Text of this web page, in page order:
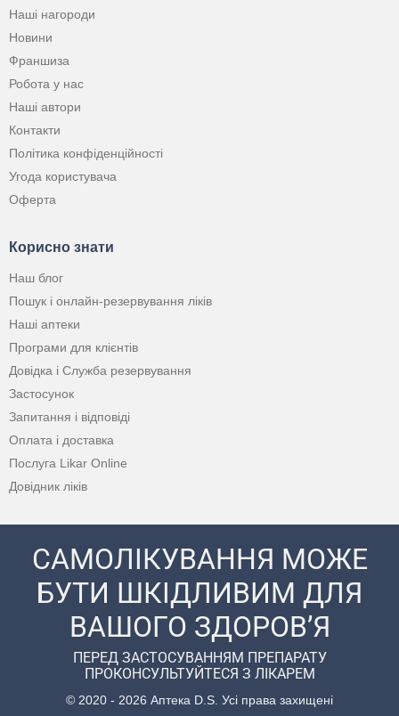
Наші нагороди
Новини
Франшиза
Робота у нас
Наші автори
Контакти
Політика конфіденційності
Угода користувача
Оферта
Корисно знати
Наш блог
Пошук і онлайн-резервування ліків
Наші аптеки
Програми для клієнтів
Довідка і Служба резервування
Застосунок
Запитання і відповіді
Оплата і доставка
Послуга Likar Online
Довідник ліків
САМОЛІКУВАННЯ МОЖЕ
БУТИ ШКІДЛИВИМ ДЛЯ
ВАШОГО ЗДОРОВ’Я
ПЕРЕД ЗАСТОСУВАННЯМ ПРЕПАРАТУ
ПРОКОНСУЛЬТУЙТЕСЯ З ЛІКАРЕМ
© 2020 - 2026 Аптека D.S. Усі права захищені